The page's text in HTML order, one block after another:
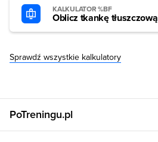
KALKULATOR %BF
Oblicz tkankę tłuszczową
Sprawdź wszystkie kalkulatory
PoTreningu.pl